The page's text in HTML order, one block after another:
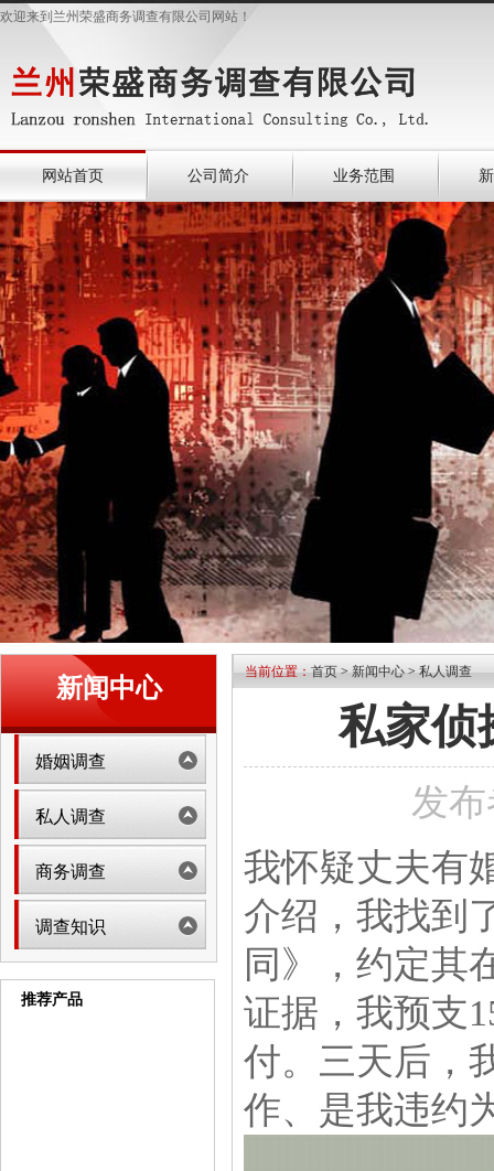
欢迎来到兰州荣盛商务调查有限公司网站！
网站首页 公司简介 业务范围
新闻中心
婚姻调查
私人调查
商务调查
调查知识
推荐产品
当前位置：首页>新闻中心>私人调查
私家侦
发
我怀疑丈夫有
介绍，我找到
同》，约定其
证据，我预支
付。三天后，
作、是我违约